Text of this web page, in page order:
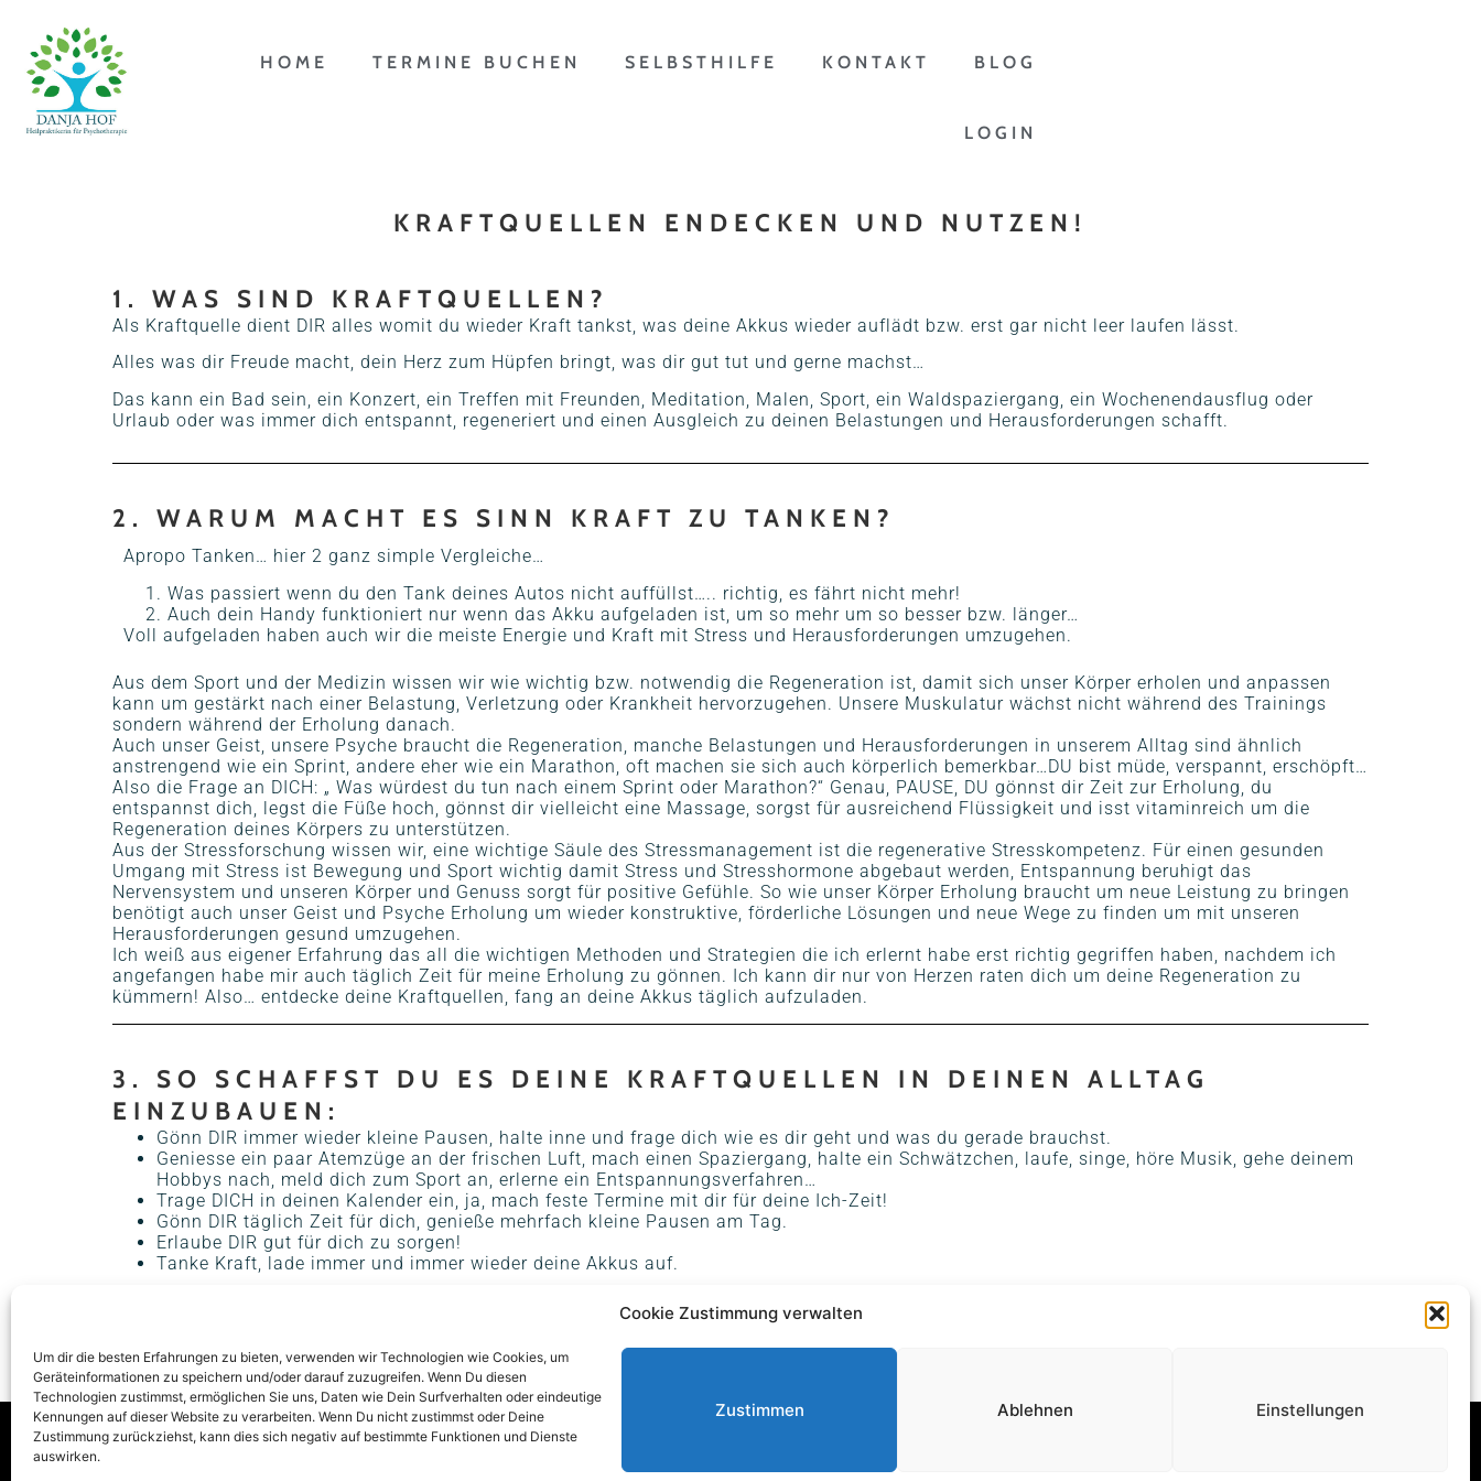
Cookie Zustimmung verwalten
Um dir die besten Erfahrungen zu bieten, verwenden wir Technologien wie Cookies, um
Geräteinformationen zu speichern und/oder darauf zuzugreifen. Wenn Du diesen
Technologien zustimmst, ermöglichen Sie uns, Daten wie Dein Surfverhalten oder eindeutige
Kennungen auf dieser Website zu verarbeiten. Wenn Du nicht zustimmst oder Deine
Zustimmung zurückziehst, kann dies sich negativ auf bestimmte Funktionen und Dienste
auswirken.
Zustimmen Ablehnen Einstellungen
HOME TERMINE BUCHEN SELBSTHILFE KONTAKT BLOG
LOGIN
KRAFTQUELLEN ENDECKEN UND NUTZEN!
1. WAS SIND KRAFTQUELLEN?
Als Kraftquelle dient DIR alles womit du wieder Kraft tankst, was deine Akkus wieder auflädt bzw. erst gar nicht leer laufen lässt.
Alles was dir Freude macht, dein Herz zum Hüpfen bringt, was dir gut tut und gerne machst…
Das kann ein Bad sein, ein Konzert, ein Treffen mit Freunden, Meditation, Malen, Sport, ein Waldspaziergang, ein Wochenendausflug oder
Urlaub oder was immer dich entspannt, regeneriert und einen Ausgleich zu deinen Belastungen und Herausforderungen schafft.
2. WARUM MACHT ES SINN KRAFT ZU TANKEN?
Apropo Tanken… hier 2 ganz simple Vergleiche…
Was passiert wenn du den Tank deines Autos nicht auffüllst….. richtig, es fährt nicht mehr!
Auch dein Handy funktioniert nur wenn das Akku aufgeladen ist, um so mehr um so besser bzw. länger…
Voll aufgeladen haben auch wir die meiste Energie und Kraft mit Stress und Herausforderungen umzugehen.
Aus dem Sport und der Medizin wissen wir wie wichtig bzw. notwendig die Regeneration ist, damit sich unser Körper erholen und anpassen
kann um gestärkt nach einer Belastung, Verletzung oder Krankheit hervorzugehen. Unsere Muskulatur wächst nicht während des Trainings
sondern während der Erholung danach.
Auch unser Geist, unsere Psyche braucht die Regeneration, manche Belastungen und Herausforderungen in unserem Alltag sind ähnlich
anstrengend wie ein Sprint, andere eher wie ein Marathon, oft machen sie sich auch körperlich bemerkbar…DU bist müde, verspannt, erschöpft…
Also die Frage an DICH: „ Was würdest du tun nach einem Sprint oder Marathon?“ Genau, PAUSE, DU gönnst dir Zeit zur Erholung, du
entspannst dich, legst die Füße hoch, gönnst dir vielleicht eine Massage, sorgst für ausreichend Flüssigkeit und isst vitaminreich um die
Regeneration deines Körpers zu unterstützen.
Aus der Stressforschung wissen wir, eine wichtige Säule des Stressmanagement ist die regenerative Stresskompetenz. Für einen gesunden
Umgang mit Stress ist Bewegung und Sport wichtig damit Stress und Stresshormone abgebaut werden, Entspannung beruhigt das
Nervensystem und unseren Körper und Genuss sorgt für positive Gefühle. So wie unser Körper Erholung braucht um neue Leistung zu bringen
benötigt auch unser Geist und Psyche Erholung um wieder konstruktive, förderliche Lösungen und neue Wege zu finden um mit unseren
Herausforderungen gesund umzugehen.
Ich weiß aus eigener Erfahrung das all die wichtigen Methoden und Strategien die ich erlernt habe erst richtig gegriffen haben, nachdem ich
angefangen habe mir auch täglich Zeit für meine Erholung zu gönnen. Ich kann dir nur von Herzen raten dich um deine Regeneration zu
kümmern! Also… entdecke deine Kraftquellen, fang an deine Akkus täglich aufzuladen.
3. SO SCHAFFST DU ES DEINE KRAFTQUELLEN IN DEINEN ALLTAG
EINZUBAUEN:
Gönn DIR immer wieder kleine Pausen, halte inne und frage dich wie es dir geht und was du gerade brauchst.
Geniesse ein paar Atemzüge an der frischen Luft, mach einen Spaziergang, halte ein Schwätzchen, laufe, singe, höre Musik, gehe deinem
Hobbys nach, meld dich zum Sport an, erlerne ein Entspannungsverfahren…
Trage DICH in deinen Kalender ein, ja, mach feste Termine mit dir für deine Ich-Zeit!
Gönn DIR täglich Zeit für dich, genieße mehrfach kleine Pausen am Tag.
Erlaube DIR gut für dich zu sorgen!
Tanke Kraft, lade immer und immer wieder deine Akkus auf.
Warum und wozu eigentlich ACHTSAMKEIT?
FOLGE MIR AUF